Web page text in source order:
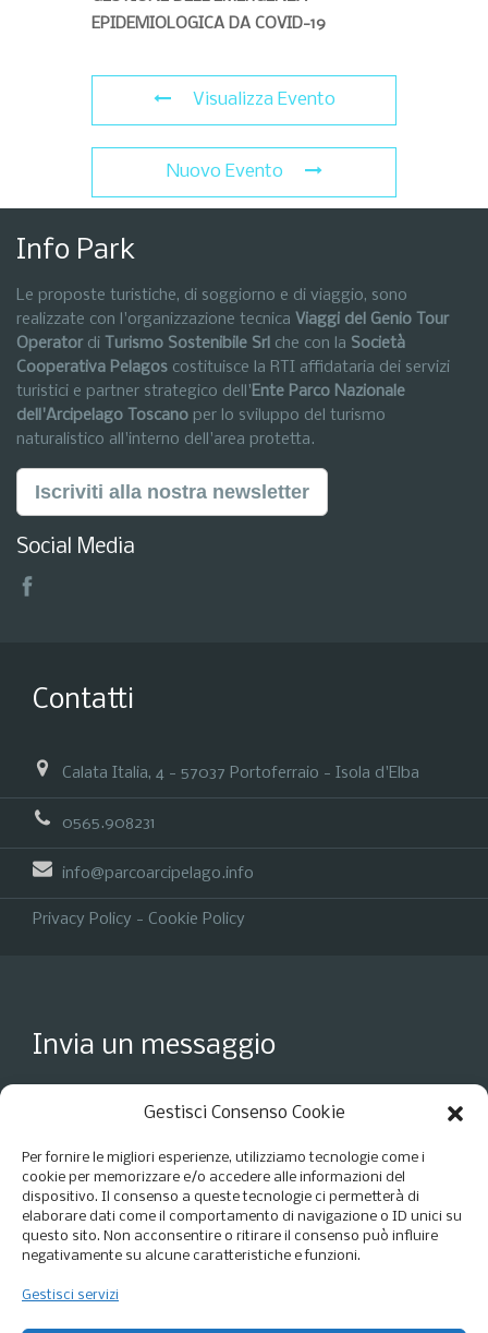
Gestisci Consenso Cookie
Per fornire le migliori esperienze, utilizziamo tecnologie come i
cookie per memorizzare e/o accedere alle informazioni del
dispositivo. Il consenso a queste tecnologie ci permetterà di
elaborare dati come il comportamento di navigazione o ID unici su
questo sito. Non acconsentire o ritirare il consenso può influire
negativamente su alcune caratteristiche e funzioni.
Gestisci servizi
EPIDEMIOLOGICA DA COVID-19
Visualizza Evento
Nuovo Evento
Info Park
Le proposte turistiche, di soggiorno e di viaggio, sono
realizzate con l'organizzazione tecnica Viaggi del Genio Tour
Operatordi Turismo Sostenibile Srl che con la Società
Cooperativa Pelagos costituisce la RTI affidataria dei servizi
turistici e partner strategico dell'Ente Parco Nazionale
dell'Arcipelago Toscano per lo sviluppo del turismo
naturalistico all'interno dell'area protetta.
Iscriviti alla nostra newsletter
Social Media
Contatti
Calata Italia, 4 - 57037 Portoferraio - Isola d'Elba
0565.908231
info@parcoarcipelago.info
Privacy Policy - Cookie Policy
Invia un messaggio
Accetto i termini dellaPrivacy Policy*